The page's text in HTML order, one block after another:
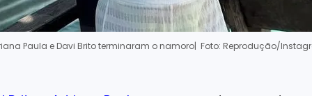
Paula e Davi Brito terminaram o namoro| Foto: Reprodução/